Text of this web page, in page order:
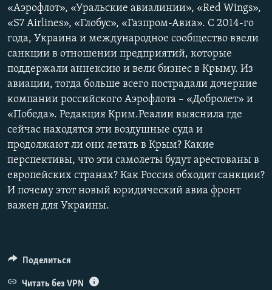
«Аэрофлот», «Уральские авиалинии», «Red Wings»,
«S7 Airlines», «Глобус», «Газпром-Авиа». С 2014-го
года, Украина и международное сообщество ввели
санкции в отношении предприятий, которые
поддержали аннексию и вели бизнес в Крыму. Из
авиации, тогда больше всего пострадали дочерние
компании российского Аэрофлота – «Добролет» и
«Победа». Редакция Крим.Реалии выяснила где
сейчас находятся эти воздушные суда и
продолжают ли они летать в Крым? Какие
перспективы, что эти самолеты будут арестованы в
европейских странах? Как Россия обходит санкции?
И почему этот новый юридический авиа фронт
важен для Украины.
Поделиться
Читать без VPN